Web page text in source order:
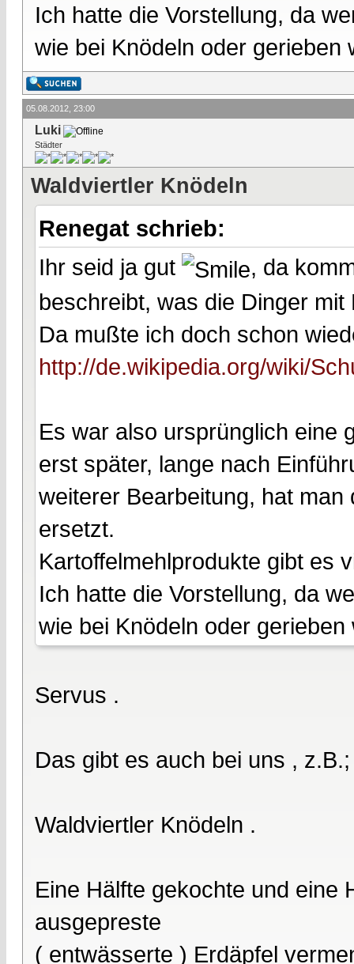
Ich hatte die Vorstellung, da
wie bei Knödeln oder gerieben
05.08.2012, 23:00
Luki
Städter
Waldviertler Knödeln
Renegat schrieb:
Ihr seid ja gut
, da
beschreibt, was die Dinger
Da mußte ich doch schon
http://de.wikipedia.org/wiki/
Es war also ursprünglich eine
erst später, lange nach
weiterer Bearbeitung, hat
ersetzt.
Kartoffelmehlprodukte gibt es
Ich hatte die Vorstellung, da
wie bei Knödeln oder gerieben
Servus .
Das gibt es auch bei uns , z.B.;
Waldviertler Knödeln .
Eine Hälfte gekochte und eine
ausgepreste
( entwässerte ) Erdäpfel